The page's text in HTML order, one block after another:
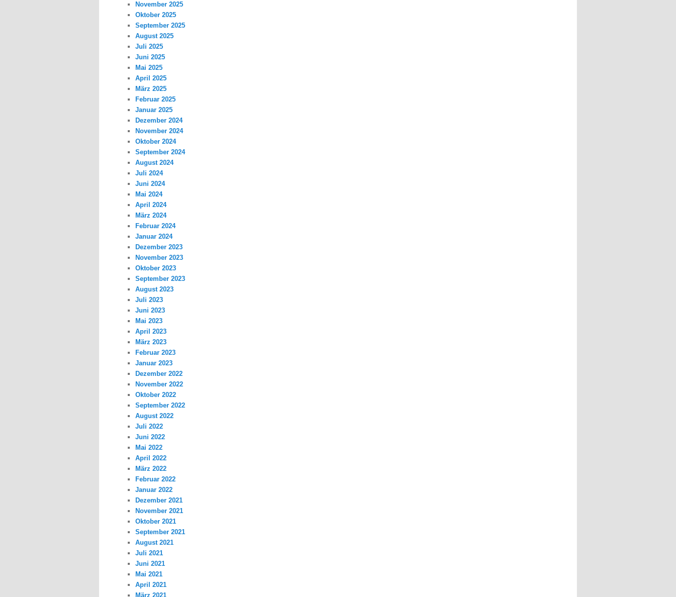
November 2025
Oktober 2025
September 2025
August 2025
Juli 2025
Juni 2025
Mai 2025
April 2025
März 2025
Februar 2025
Januar 2025
Dezember 2024
November 2024
Oktober 2024
September 2024
August 2024
Juli 2024
Juni 2024
Mai 2024
April 2024
März 2024
Februar 2024
Januar 2024
Dezember 2023
November 2023
Oktober 2023
September 2023
August 2023
Juli 2023
Juni 2023
Mai 2023
April 2023
März 2023
Februar 2023
Januar 2023
Dezember 2022
November 2022
Oktober 2022
September 2022
August 2022
Juli 2022
Juni 2022
Mai 2022
April 2022
März 2022
Februar 2022
Januar 2022
Dezember 2021
November 2021
Oktober 2021
September 2021
August 2021
Juli 2021
Juni 2021
Mai 2021
April 2021
März 2021